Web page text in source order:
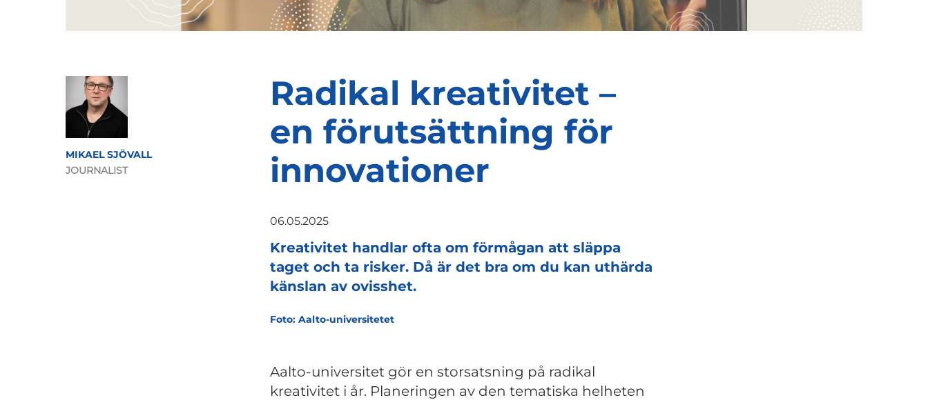
MIKAEL SJÖVALL
JOURNALIST
Radikal kreativitet –
en förutsättning för
innovationer
06.05.2025
Kreativitet handlar ofta om förmågan att släppa
taget och ta risker. Då är det bra om du kan uthärda
känslan av ovisshet.
Foto: Aalto-universitetet
Aalto-universitet gör en storsatsning på radikal
kreativitet i år. Planeringen av den tematiska helheten